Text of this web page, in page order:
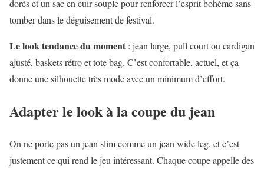
dorés et un sac en cuir souple pour renforcer l’esprit bohème sans
tomber dans le déguisement de festival.
Le look tendance du moment : jean large, pull court ou cardigan
ajusté, baskets rétro et tote bag. C’est confortable, actuel, et ça
donne une silhouette très mode avec un minimum d’effort.
Adapter le look à la coupe du jean
On ne porte pas un jean slim comme un jean wide leg, et c’est
justement ce qui rend le jeu intéressant. Chaque coupe appelle des